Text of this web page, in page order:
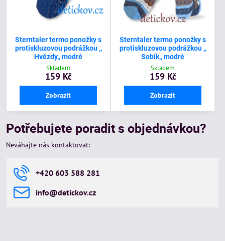
Sterntaler termo ponožky s
protiskluzovou podrážkou ,,
Hvězdy,, modré
Skladem
159 Kč
Zobrazit
Sterntaler termo ponožky s
protiskluzovou podrážkou ,,
Sobík,, modré
Skladem
159 Kč
Zobrazit
Potřebujete poradit s objednávkou?
Neváhajte nás kontaktovat:
+420 603 588 281
info​@detickov​.cz